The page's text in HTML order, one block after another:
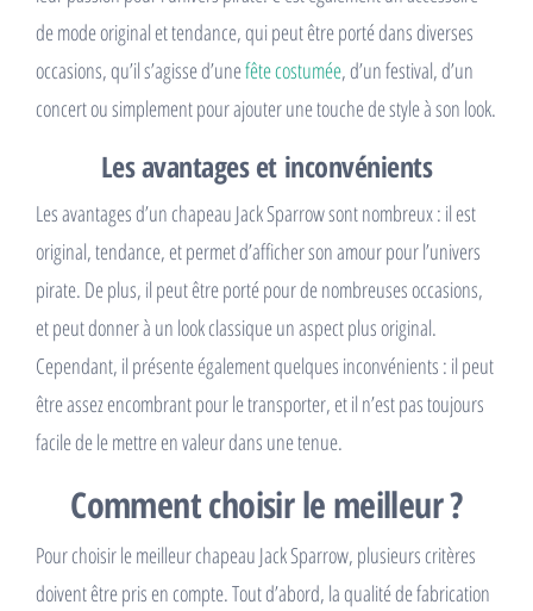
de mode original et tendance, qui peut être porté dans diverses
occasions, qu’il s’agisse d’unefête costumée, d’un festival, d’un
concert ou simplement pour ajouter une touche de style à son look.
Les avantages et inconvénients
Les avantages d’un chapeau Jack Sparrow sont nombreux : il est
original, tendance, et permet d’afficher son amour pour l’univers
pirate. De plus, il peut être porté pour de nombreuses occasions,
et peut donner à un look classique un aspect plus original.
Cependant, il présente également quelques inconvénients : il peut
être assez encombrant pour le transporter, et il n’est pas toujours
facile de le mettre en valeur dans une tenue.
Comment choisir le meilleur ?
Pour choisir le meilleur chapeau Jack Sparrow, plusieurs critères
doivent être pris en compte. Tout d’abord, la qualité de fabrication